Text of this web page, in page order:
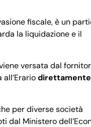
fiscale, è un
la liquidazione e il
versata dal
per diverse società
dal Ministero